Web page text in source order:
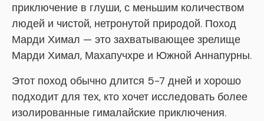
приключение в глуши, с меньшим количеством
людей и чистой, нетронутой природой. Поход
Марди Химал — это захватывающее зрелище
Марди Химал, Махапучхре и Южной Аннапурны.
Этот поход обычно длится 5-7 дней и хорошо
подходит для тех, кто хочет исследовать более
изолированные гималайские приключения.